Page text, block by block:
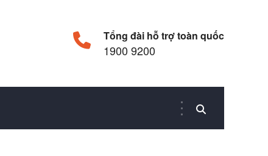
Tổng đài hỗ trợ toàn quốc
1900 9200